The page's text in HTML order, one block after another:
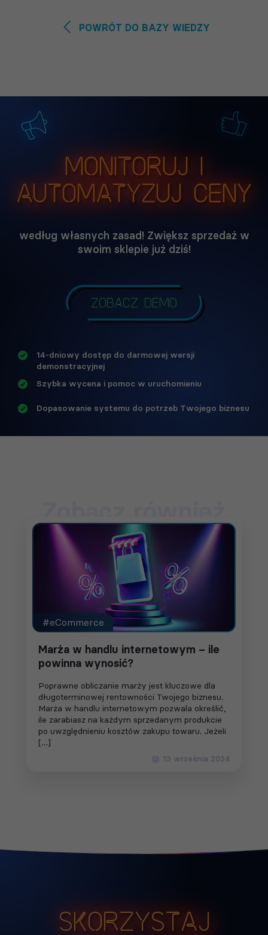
POWRÓT DO BAZY WIEDZY
Monitoruj i
automatyzuj ceny
według własnych zasad! Zwiększ sprzedaż w
swoim sklepie już dziś!
Zobacz demo
14-dniowy dostęp do darmowej wersji
demonstracyjnej
Szybka wycena i pomoc w uruchomieniu
Dopasowanie systemu do potrzeb Twojego biznesu
#eCommerce
Marża w handlu internetowym – ile
powinna wynosić?
Poprawne obliczanie marży jest kluczowe dla
długoterminowej rentowności Twojego biznesu.
Marża w handlu internetowym pozwala określić,
ile zarabiasz na każdym sprzedanym produkcie
po uwzględnieniu kosztów zakupu towaru. Jeżeli
[…]
13 września 2024
Skorzystaj